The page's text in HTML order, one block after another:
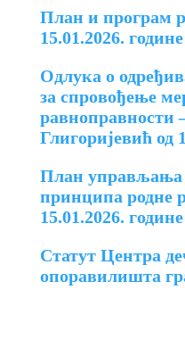
План и програм
15.01.2026. године
Одлука о
за спровођење
равноправности
Глигоријевић од
План управљања
принципа родне
15.01.2026. године
Статут Центра
опоравилишта